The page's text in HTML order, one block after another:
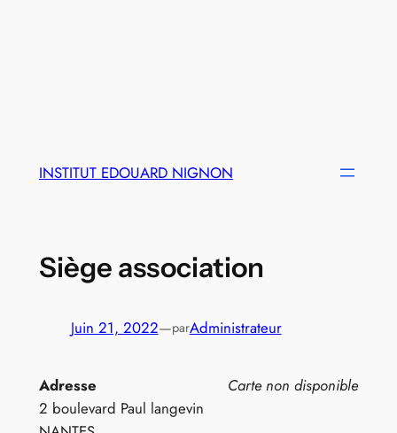
INSTITUT EDOUARD NIGNON
Siège association
Juin 21, 2022—parAdministrateur
Carte non disponible
Adresse
2 boulevard Paul langevin